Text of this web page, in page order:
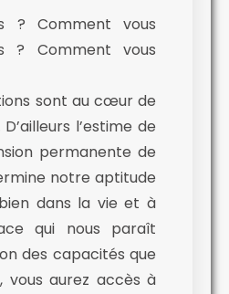
? Comment vous
? Comment vous
sont au cœur de
l’estime de
permanente de
notre aptitude
dans la vie et à
qui nous paraît
des capacités que
vous aurez accès à